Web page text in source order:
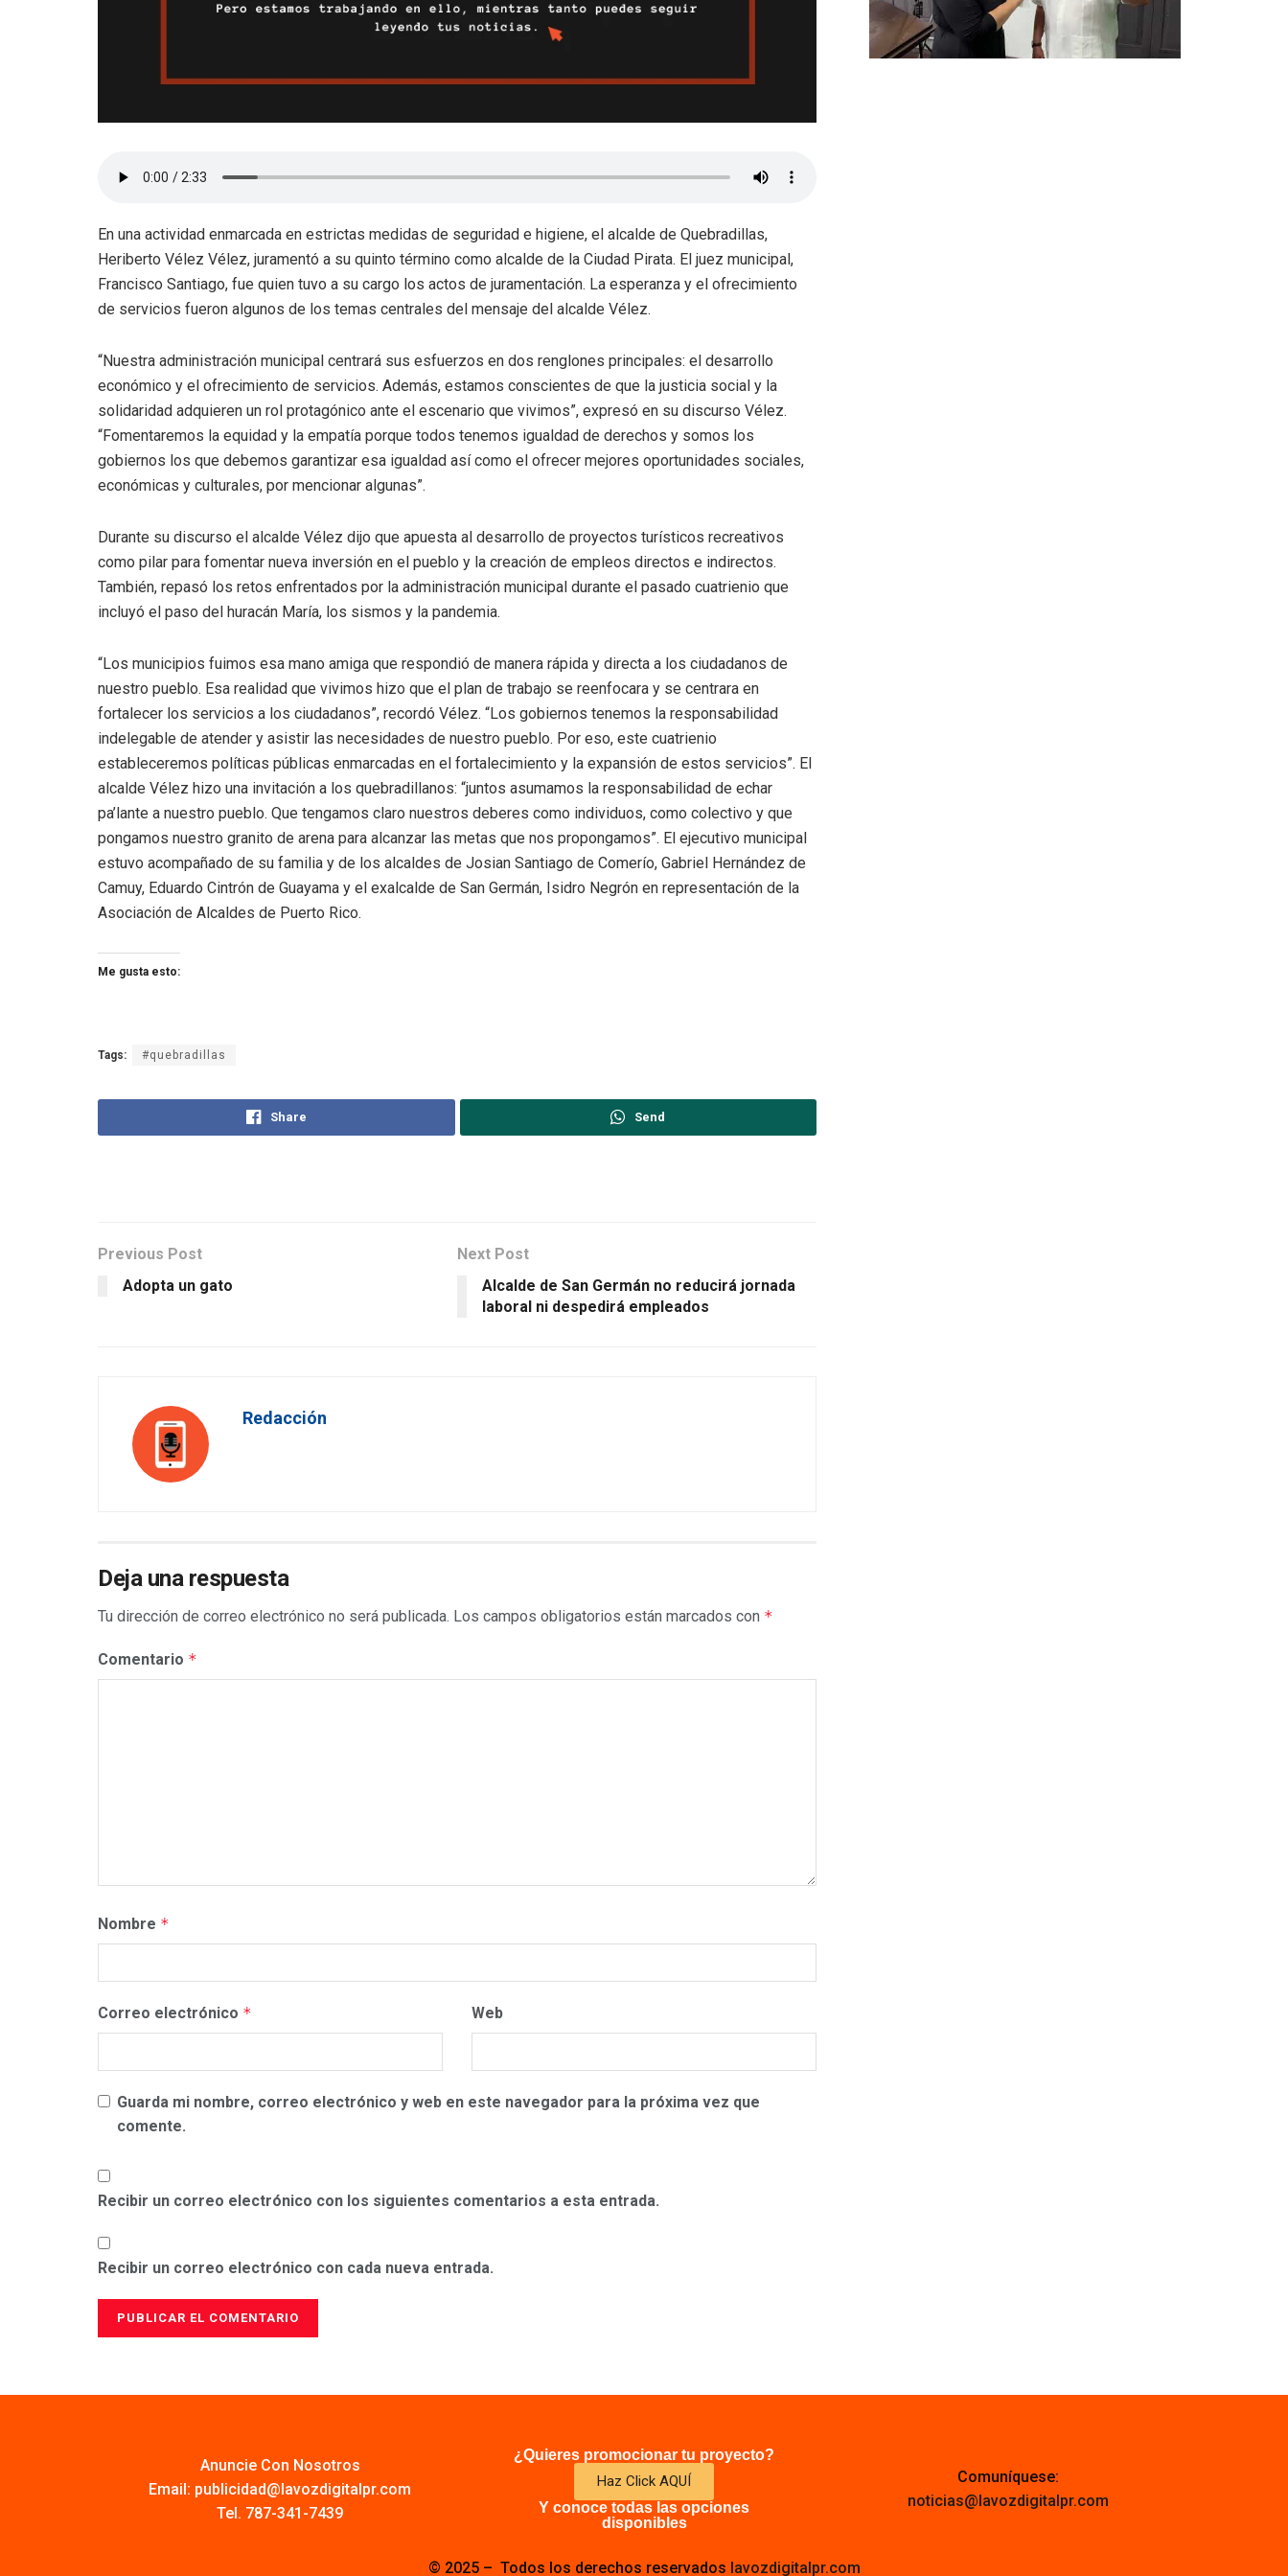
En una actividad enmarcada en estrictas medidas de seguridad e higiene, el alcalde de Quebradillas,
Heriberto Vélez Vélez, juramentó a su quinto término como alcalde de la Ciudad Pirata. El juez municipal,
Francisco Santiago, fue quien tuvo a su cargo los actos de juramentación. La esperanza y el ofrecimiento
de servicios fueron algunos de los temas centrales del mensaje del alcalde Vélez.
“Nuestra administración municipal centrará sus esfuerzos en dos renglones principales: el desarrollo
económico y el ofrecimiento de servicios. Además, estamos conscientes de que la justicia social y la
solidaridad adquieren un rol protagónico ante el escenario que vivimos”, expresó en su discurso Vélez.
“Fomentaremos la equidad y la empatía porque todos tenemos igualdad de derechos y somos los
gobiernos los que debemos garantizar esa igualdad así como el ofrecer mejores oportunidades sociales,
económicas y culturales, por mencionar algunas”.
Durante su discurso el alcalde Vélez dijo que apuesta al desarrollo de proyectos turísticos recreativos
como pilar para fomentar nueva inversión en el pueblo y la creación de empleos directos e indirectos.
También, repasó los retos enfrentados por la administración municipal durante el pasado cuatrienio que
incluyó el paso del huracán María, los sismos y la pandemia.
“Los municipios fuimos esa mano amiga que respondió de manera rápida y directa a los ciudadanos de
nuestro pueblo. Esa realidad que vivimos hizo que el plan de trabajo se reenfocara y se centrara en
fortalecer los servicios a los ciudadanos”, recordó Vélez. “Los gobiernos tenemos la responsabilidad
indelegable de atender y asistir las necesidades de nuestro pueblo. Por eso, este cuatrienio
estableceremos políticas públicas enmarcadas en el fortalecimiento y la expansión de estos servicios”. El
alcalde Vélez hizo una invitación a los quebradillanos: “juntos asumamos la responsabilidad de echar
pa’lante a nuestro pueblo. Que tengamos claro nuestros deberes como individuos, como colectivo y que
pongamos nuestro granito de arena para alcanzar las metas que nos propongamos”. El ejecutivo municipal
estuvo acompañado de su familia y de los alcaldes de Josian Santiago de Comerío, Gabriel Hernández de
Camuy, Eduardo Cintrón de Guayama y el exalcalde de San Germán, Isidro Negrón en representación de la
Asociación de Alcaldes de Puerto Rico.
Me gusta esto:
Tags: #quebradillas
Share Send
Previous Post
Adopta un gato
Next Post
Alcalde de San Germán no reducirá jornada
laboral ni despedirá empleados
Redacción
Deja una respuesta
Tu dirección de correo electrónico no será publicada. Los campos obligatorios están marcados con *
Comentario *
Nombre *
Correo electrónico * Web
Guarda mi nombre, correo electrónico y web en este navegador para la próxima vez que
comente.
Recibir un correo electrónico con los siguientes comentarios a esta entrada.
Recibir un correo electrónico con cada nueva entrada.
Anuncie Con Nosotros
Email: publicidad@lavozdigitalpr.com
Tel. 787-341-7439
¿Quieres promocionar tu proyecto?
Haz Click AQUÍ
Y conoce todas las opciones
disponibles
Comuníquese:
noticias@lavozdigitalpr.com
© 2025 – Todos los derechos reservados lavozdigitalpr.com